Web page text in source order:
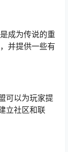
成为传说的重
并提供一些有
可以为玩家提
立社区和联